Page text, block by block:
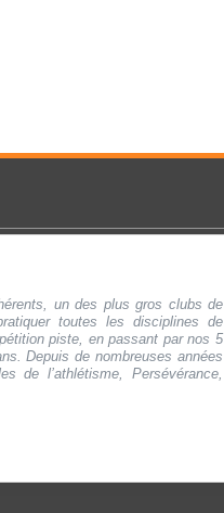
un des plus gros clubs de
toutes les disciplines de
piste, en passant par nos 5
Depuis de nombreuses années
de l’athlétisme, Persévérance,